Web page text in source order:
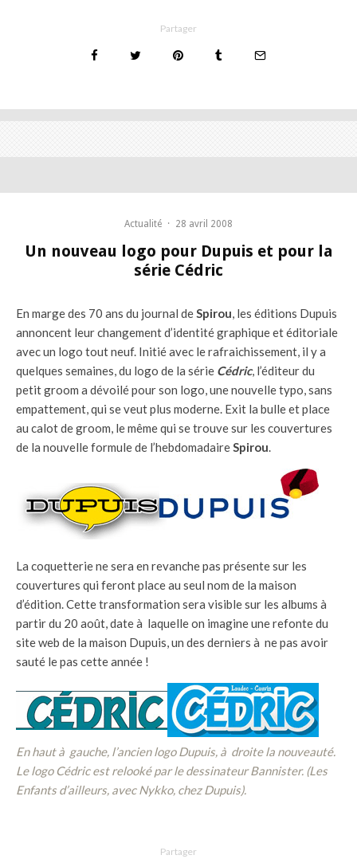
Partager
Actualité · 28 avril 2008
Un nouveau logo pour Dupuis et pour la
série Cédric
En marge des 70 ans du journal deSpirou, les éditions Dupuis
annoncent leur changement d’identité graphique et éditoriale
avec un logo tout neuf. Initié avec le rafraichissement, il y a
quelques semaines, du logo de la série Cédric, l’éditeur du
petit groom a dévoilé pour son logo, une nouvelle typo, sans
empattement, qui se veut plus moderne. Exit la bulle et place
au calot de groom, le même qui se trouve sur les couvertures
de la nouvelle formule de l’hebdomadaireSpirou.
La coquetterie ne sera en revanche pas présente sur les
couvertures qui feront place au seul nom de la maison
d’édition. Cette transformation sera visible sur les albums à
partir du 20 août, date à laquelle on imagine une refonte du
site web de la maison Dupuis, un des derniers à ne pas avoir
sauté le pas cette année !
En haut à gauche, l’ancien logo Dupuis, à droite la nouveauté.
Le logo Cédric est relooké par le dessinateur Bannister. (Les
Enfants d’ailleurs, avec Nykko, chez Dupuis).
Partager